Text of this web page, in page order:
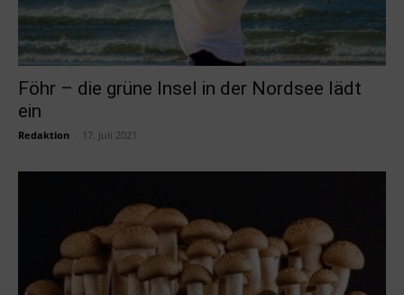
Föhr – die grüne Insel in der Nordsee lädt
ein
Redaktion 17. Juli 2021